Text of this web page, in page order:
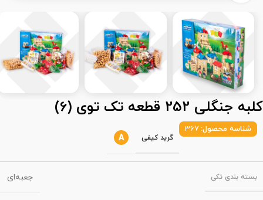
کلبه جنگلی 252 قطعه تک توی (6)
شناسه محصول: 367
گرید کیفی A
بسته‌ بندی تکی جعبه‌ای